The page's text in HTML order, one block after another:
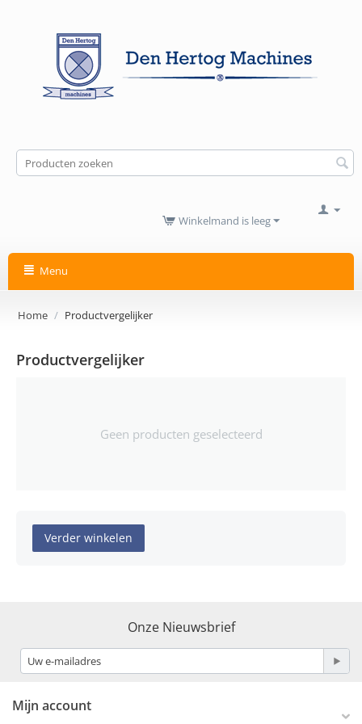
Winkelmand is leeg
Menu
Home / Productvergelijker
Productvergelijker
Geen producten geselecteerd
Verder winkelen
Onze Nieuwsbrief
Mijn account